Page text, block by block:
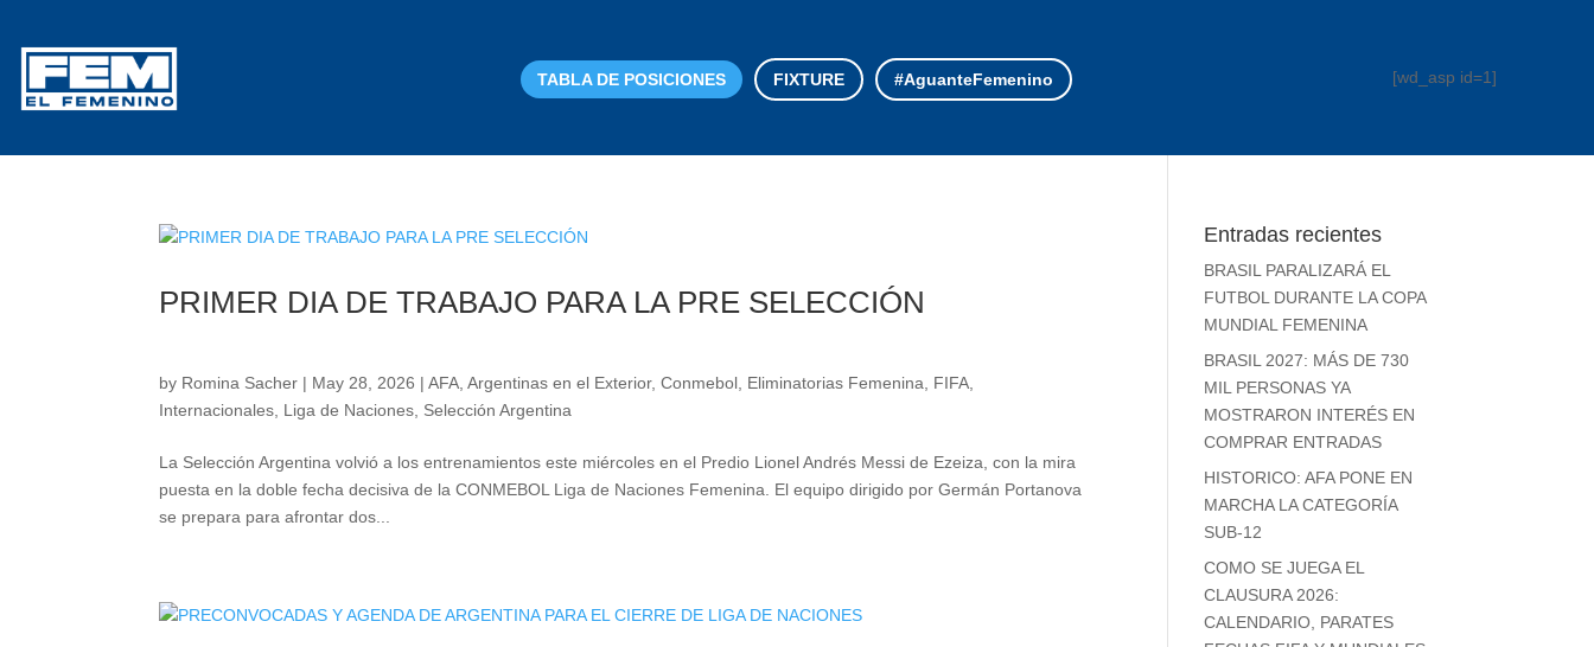
TABLA DE POSICIONES FIXTURE #AguanteFemenino [wd_asp id=1]
PRIMER DIA DE TRABAJO PARA LA PRE SELECCIÓN
by Romina Sacher | May 28, 2026 |AFA ,Argentinas en el Exterior,Conmebol Eliminatorias Femenina FIFA
Internacionales Liga de Naciones Selección Argentina
La Selección Argentina volvió a los entrenamientos este miércoles en el Predio Lionel Andrés Messi de Ezeiza, con la mira
puesta en la doble fecha decisiva de la CONMEBOL Liga de Naciones Femenina. El equipo dirigido por Germán Portanova
se prepara para afrontar dos...
Entradas recientes
BRASIL PARALIZARÁ EL
FUTBOL DURANTE LA COPA
MUNDIAL FEMENINA
BRASIL 2027: MÁS DE 730
MIL PERSONAS YA
MOSTRARON INTERÉS EN
COMPRAR ENTRADAS
HISTORICO: AFA PONE EN
MARCHA LA CATEGORÍA
SUB-12
COMO SE JUEGA EL
CLAUSURA 2026:
CALENDARIO, PARATES